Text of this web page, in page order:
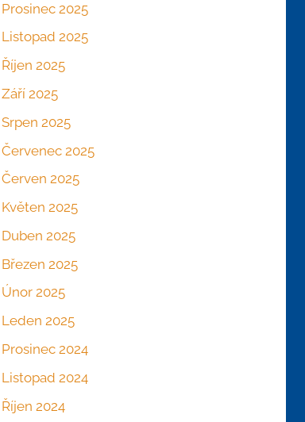
Prosinec 2025
Listopad 2025
Říjen 2025
Září 2025
Srpen 2025
Červenec 2025
Červen 2025
Květen 2025
Duben 2025
Březen 2025
Únor 2025
Leden 2025
Prosinec 2024
Listopad 2024
Říjen 2024